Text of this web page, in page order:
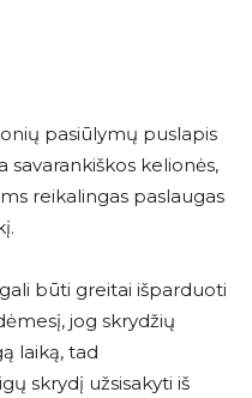
pasiūlymų puslapis
savarankiškos kelionės,
reikalingas paslaugas
būti greitai išparduoti
jog skrydžių
laiką, tad
skrydį užsisakyti iš